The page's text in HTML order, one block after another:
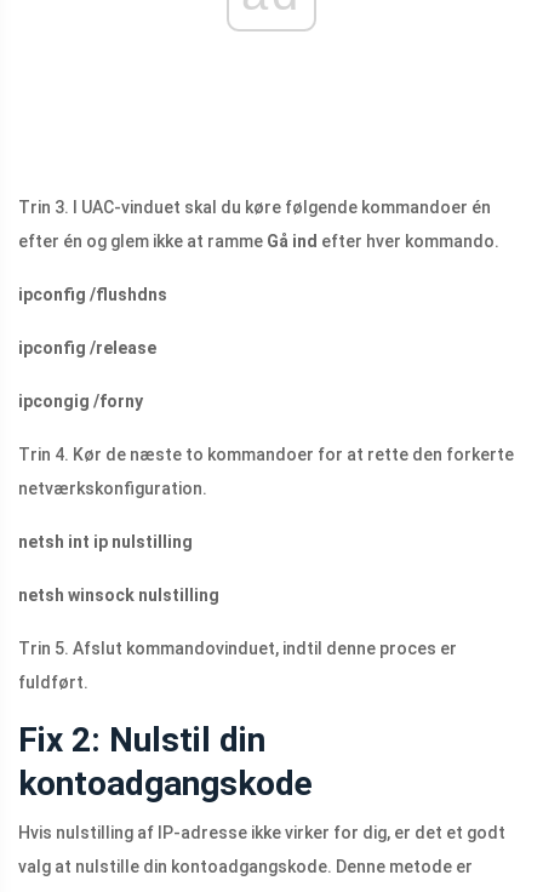
Trin 3. I UAC-vinduet skal du køre følgende kommandoer én
efter én og glem ikke at ramme Gå ind efter hver kommando.
ipconfig /flushdns
ipconfig /release
ipcongig /forny
Trin 4. Kør de næste to kommandoer for at rette den forkerte
netværkskonfiguration.
netsh int ip nulstilling
netsh winsock nulstilling
Trin 5. Afslut kommandovinduet, indtil denne proces er
fuldført.
Fix 2: Nulstil din
kontoadgangskode
Hvis nulstilling af IP-adresse ikke virker for dig, er det et godt
valg at nulstille din kontoadgangskode. Denne metode er